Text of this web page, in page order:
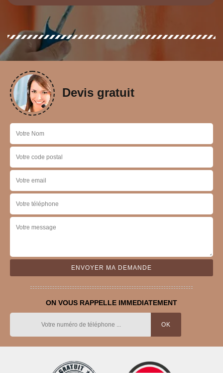
Devis gratuit
ON VOUS RAPPELLE IMMEDIATEMENT